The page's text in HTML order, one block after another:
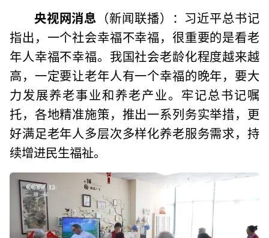
央视网消息 （新闻联播）：习近平总书记
指出，一个社会幸福不幸福，很重要的是看老
年人幸福不幸福。我国社会老龄化程度越来越
高，一定要让老年人有一个幸福的晚年，要大
力发展养老事业和养老产业。牢记总书记嘱
托，各地精准施策，推出一系列务实举措，更
好满足老年人多层次多样化养老服务需求，持
续增进民生福祉。